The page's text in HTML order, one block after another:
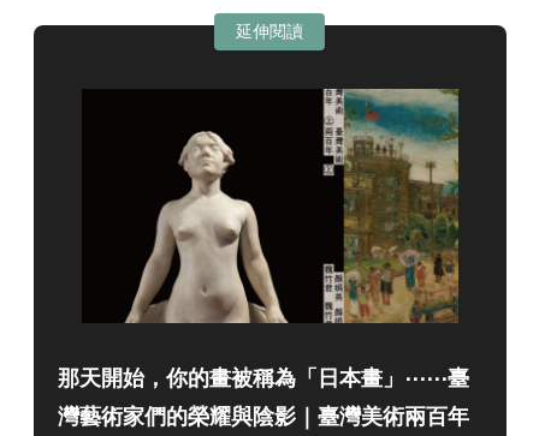
延伸閱讀
那天開始，你的畫被稱為「日本畫」⋯⋯臺
灣藝術家們的榮耀與陰影｜臺灣美術兩百年